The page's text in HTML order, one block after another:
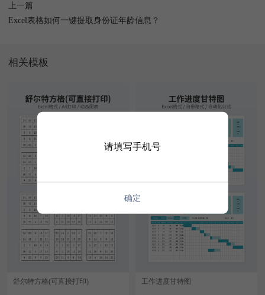
上一篇
Excel表格如何一键提取身份证年龄信息？
相关模板
舒尔特方格(可直接打印) 工作进度甘特图
请填写手机号
确定